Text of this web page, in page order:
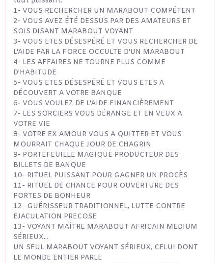
1- VOUS RECHERCHER UN MARABOUT COMPÉTENT
2- VOUS AVEZ ÉTÉ DESSUS PAR DES AMATEURS ET
SOIS DISANT MARABOUT VOYANT
3- VOUS ETES DÉSESPÉRÉ ET VOUS RECHERCHER DE
L'AIDE PAR LA FORCE OCCULTE D'UN MARABOUT
4- LES AFFAIRES NE TOURNE PLUS COMME
D'HABITUDE
5- VOUS ETES DÉSESPÉRÉ ET VOUS ETES A
DÉCOUVERT A VOTRE BANQUE
6- VOUS VOULEZ DE L'AIDE FINANCIÈREMENT
7- LES SORCIERS VOUS DÉRANGE ET EN VEUX A
VOTRE VIE
8- VOTRE EX AMOUR VOUS A QUITTER ET VOUS
MOURRAIT CHAQUE JOUR DE CHAGRIN
9- PORTEFEUILLE MAGIQUE PRODUCTEUR DES
BILLETS DE BANQUE
10- RITUEL PUISSANT POUR GAGNER UN PROCÈS
11- RITUEL DE CHANCE POUR OUVERTURE DES
PORTES DE BONHEUR
12- GUÉRISSEUR TRADITIONNEL, LUTTE CONTRE
EJACULATION PRECOSE
13- VOYANT MAÎTRE MARABOUT AFRICAIN MEDIUM
SÉRIEUX...
UN SEUL MARABOUT VOYANT SÉRIEUX, CELUI DONT
LE MONDE ENTIER PARLE